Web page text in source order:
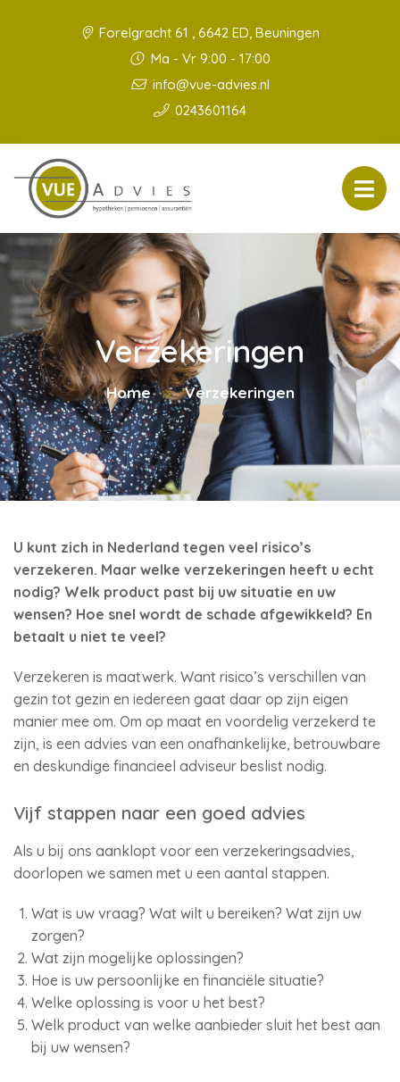
Forelgracht 61 , 6642 ED, Beuningen
Ma - Vr 9:00 - 17:00
info@vue-advies.nl
0243601164
Verzekeringen
Home Verzekeringen
U kunt zich in Nederland tegen veel risico’s
verzekeren. Maar welke verzekeringen heeft u echt
nodig? Welk product past bij uw situatie en uw
wensen? Hoe snel wordt de schade afgewikkeld? En
betaalt u niet te veel?
Verzekeren is maatwerk. Want risico’s verschillen van
gezin tot gezin en iedereen gaat daar op zijn eigen
manier mee om. Om op maat en voordelig verzekerd te
zijn, is een advies van een onafhankelijke, betrouwbare
en deskundige financieel adviseur beslist nodig.
Vijf stappen naar een goed advies
Als u bij ons aanklopt voor een verzekeringsadvies,
doorlopen we samen met u een aantal stappen.
Wat is uw vraag? Wat wilt u bereiken? Wat zijn uw
zorgen?
Wat zijn mogelijke oplossingen?
Hoe is uw persoonlijke en financiële situatie?
Welke oplossing is voor u het best?
Welk product van welke aanbieder sluit het best aan
bij uw wensen?